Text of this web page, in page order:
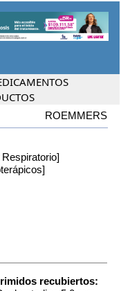
ROEMMERS
recubiertos: